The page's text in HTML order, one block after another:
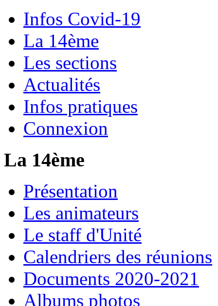
Infos Covid-19
La 14ème
Les sections
Actualités
Infos pratiques
Connexion
La 14ème
Présentation
Les animateurs
Le staff d'Unité
Calendriers des réunions
Documents 2020-2021
Albums photos